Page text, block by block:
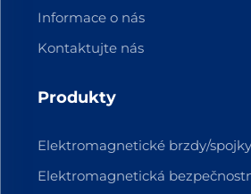
Informace o nás
Kontaktujte nás
Produkty
Elektromagnetické brzdy/spojky
Elektromagnetická